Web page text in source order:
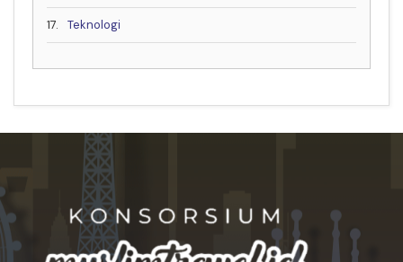
17. Teknologi